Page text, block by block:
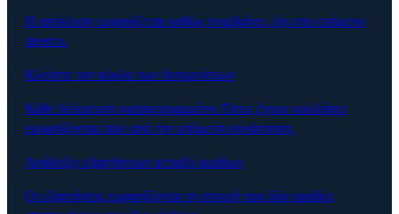
Η απόκλιση εμφανίζεται καθώς συμβαίνει, όχι στο επόμενο
steerco.
Κλείστε τον κύκλο των δεσμεύσεων
Κάθε δέσμευση καταγεγραμμένη. Όσες έχουν κολλήσει
εμφανίζονται πριν από την επόμενη συνάντηση.
Ανάδειξη εξαρτήσεων μεταξύ ομάδων
Οι εξαρτήσεις εμφανίζονται τη στιγμή που δύο ομάδες